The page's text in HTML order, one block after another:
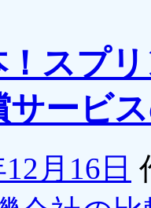
スプ
サービ
月16日